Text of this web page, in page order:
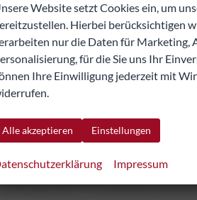
Kontaktaufnahme
wir Ihnen
Wir freuen
Website setzt Cookies ein, um
Hierbei berücksichtigen
nur die Daten für Marketing,
für die Sie uns Ihr
Ihre Einwilligung jederzeit mit
Alle akzeptieren Einstellungen
Impressum